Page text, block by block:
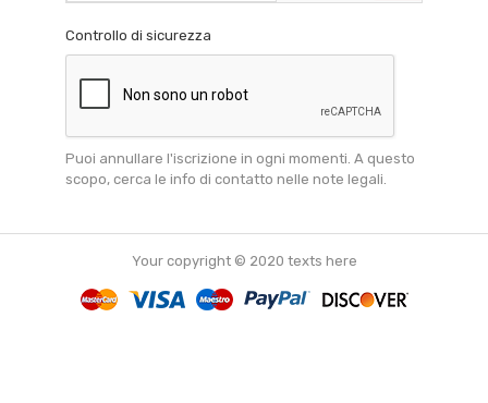
Controllo di sicurezza
Puoi annullare l'iscrizione in ogni momenti. A questo
scopo, cerca le info di contatto nelle note legali.
Your copyright © 2020 texts here